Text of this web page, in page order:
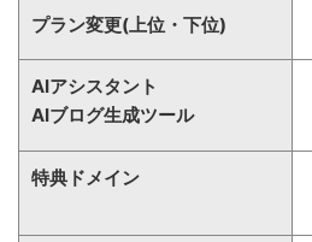
プラン変更(上位・下位)
AIアシスタント
AIブログ生成ツール
特典ドメイン